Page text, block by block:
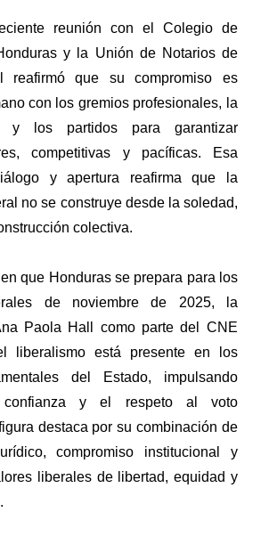
reunión con el Colegio de
y la Unión de Notarios de
reafirmó que su compromiso es
con los gremios profesionales, la
y los partidos para garantizar
competitivas y pacíficas. Esa
y apertura reafirma que la
no se construye desde la soledad,
colectiva.
que Honduras se prepara para los
de noviembre de 2025, la
Paola Hall como parte del CNE
liberalismo está presente en los
del Estado, impulsando
confianza y el respeto al voto
destaca por su combinación de
compromiso institucional y
liberales de libertad, equidad y